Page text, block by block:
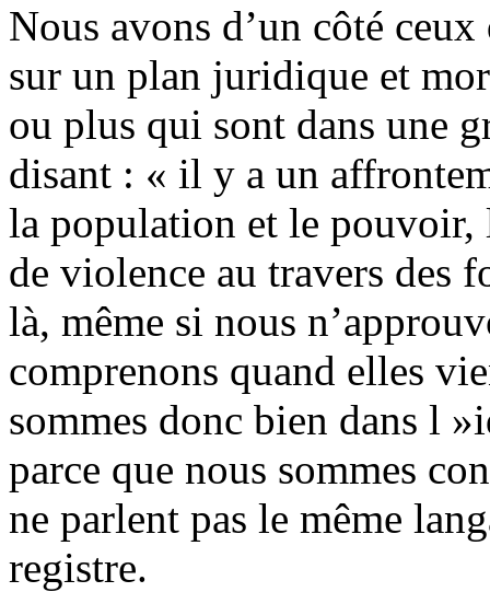
Nous avons d’un côté
sur un plan juridique et
ou plus qui sont dans une
disant : « il y a un
la population et le pouvoir,
de violence au travers des
là, même si nous
comprenons quand elles
sommes donc bien dans l
parce que nous sommes
ne parlent pas le même
registre.